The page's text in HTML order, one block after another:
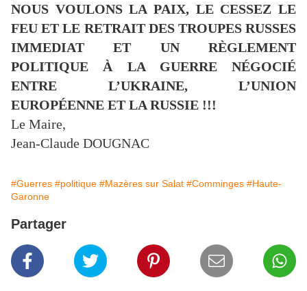
NOUS VOULONS LA PAIX, LE CESSEZ LE
FEU ET LE RETRAIT DES TROUPES RUSSES
IMMEDIAT ET UN RÈGLEMENT
POLITIQUE À LA GUERRE NÉGOCIÉ
ENTRE L’UKRAINE, L’UNION
EUROPÉENNE ET LA RUSSIE !!!
Le Maire,
Jean-Claude DOUGNAC
#Guerres #politique #Mazères sur Salat #Comminges #Haute-
Garonne
Partager